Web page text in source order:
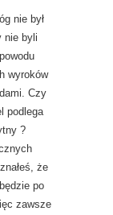
nie był
nie byli
wyroków
Czy
podlega
?
że
po
zawsze